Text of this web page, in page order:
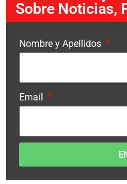
Sobre Noticias,
Nombre y Apellidos
Email